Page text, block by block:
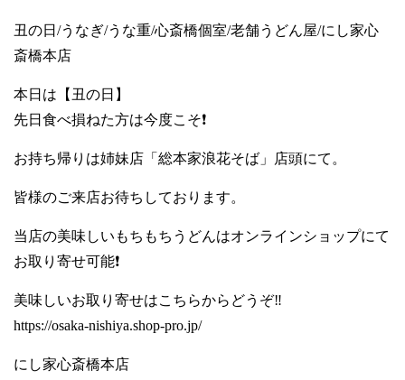
丑の日/うなぎ/うな重/心斎橋個室/老舗うどん屋/にし家心
斎橋本店
本日は【丑の日】
先日食べ損ねた方は今度こそ❗
お持ち帰りは姉妹店「総本家浪花そば」店頭にて。
皆様のご来店お待ちしております。
当店の美味しいもちもちうどんはオンラインショップにて
お取り寄せ可能❗
美味しいお取り寄せはこちらからどうぞ‼️
https://osaka-nishiya.shop-pro.jp/
にし家心斎橋本店